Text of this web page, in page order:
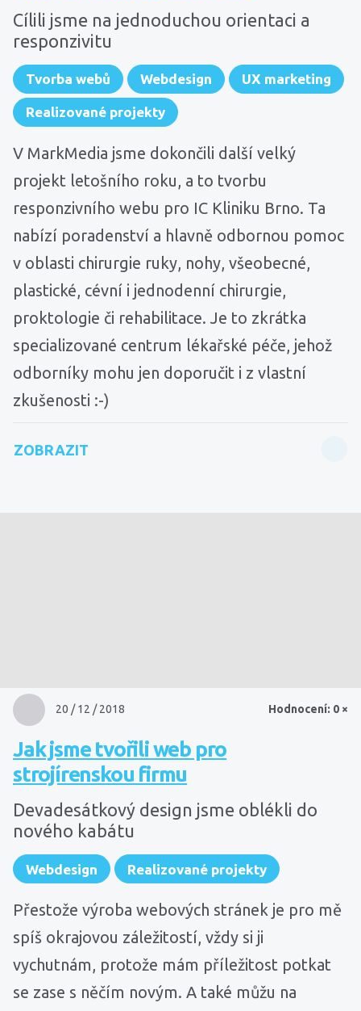
Cílili jsme na jednoduchou orientaci a
responzivitu
Tvorba webů Webdesign UX marketing
Realizované projekty
V MarkMedia jsme dokončili další velký
projekt letošního roku, a to tvorbu
responzivního webu pro IC Kliniku Brno. Ta
nabízí poradenství a hlavně odbornou pomoc
v oblasti chirurgie ruky, nohy, všeobecné,
plastické, cévní i jednodenní chirurgie,
proktologie či rehabilitace. Je to zkrátka
specializované centrum lékařské péče, jehož
odborníky mohu jen doporučit i z vlastní
zkušenosti :-)
ZOBRAZIT
Hodnocení: 0 ×
20 / 12 / 2018
Jak jsme tvořili web pro
strojírenskou firmu
Devadesátkový design jsme oblékli do
nového kabátu
Webdesign Realizované projekty
Přestože výroba webových stránek je pro mě
spíš okrajovou záležitostí, vždy si ji
vychutnám, protože mám příležitost potkat
se zase s něčím novým. A také můžu na